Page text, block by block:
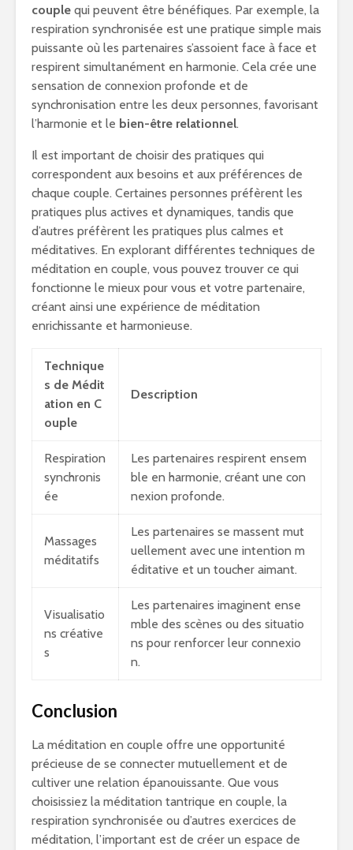
couple qui peuvent être bénéfiques. Par exemple, la
respiration synchronisée est une pratique simple mais
puissante où les partenaires s’assoient face à face et
respirent simultanément en harmonie. Cela crée une
sensation de connexion profonde et de
synchronisation entre les deux personnes, favorisant
l’harmonie et le bien-être relationnel.
Il est important de choisir des pratiques qui
correspondent aux besoins et aux préférences de
chaque couple. Certaines personnes préfèrent les
pratiques plus actives et dynamiques, tandis que
d’autres préfèrent les pratiques plus calmes et
méditatives. En explorant différentes techniques de
méditation en couple, vous pouvez trouver ce qui
fonctionne le mieux pour vous et votre partenaire,
créant ainsi une expérience de méditation
enrichissante et harmonieuse.
Technique
s de Médit
ation en C
ouple
Description
Respiration
synchronis
ée
Les partenaires respirent ensem
ble en harmonie, créant une con
nexion profonde.
Massages
méditatifs
Les partenaires se massent mut
uellement avec une intention m
éditative et un toucher aimant.
Visualisatio
ns créative
s
Les partenaires imaginent ense
mble des scènes ou des situatio
ns pour renforcer leur connexio
n.
Conclusion
La méditation en couple offre une opportunité
précieuse de se connecter mutuellement et de
cultiver une relation épanouissante. Que vous
choisissiez la méditation tantrique en couple, la
respiration synchronisée ou d’autres exercices de
méditation, l’important est de créer un espace de